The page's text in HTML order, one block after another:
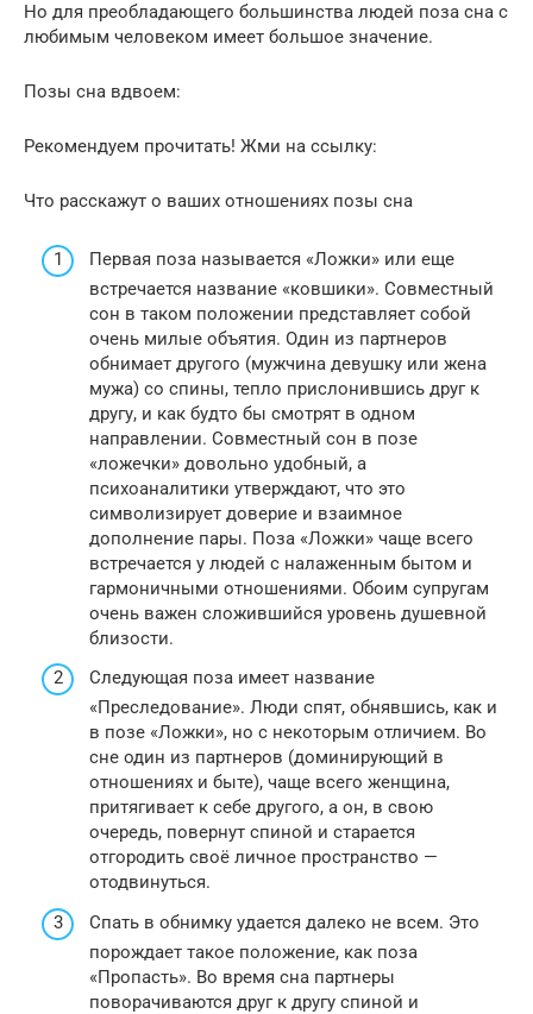
Но для преобладающего большинства людей поза сна с
любимым человеком имеет большое значение.
Позы сна вдвоем:
Рекомендуем прочитать! Жми на ссылку:
Что расскажут о ваших отношениях позы сна
Первая поза называется «Ложки» или еще
встречается название «ковшики». Совместный
сон в таком положении представляет собой
очень милые объятия. Один из партнеров
обнимает другого (мужчина девушку или жена
мужа) со спины, тепло прислонившись друг к
другу, и как будто бы смотрят в одном
направлении. Совместный сон в позе
«ложечки» довольно удобный, а
психоаналитики утверждают, что это
символизирует доверие и взаимное
дополнение пары. Поза «Ложки» чаще всего
встречается у людей с налаженным бытом и
гармоничными отношениями. Обоим супругам
очень важен сложившийся уровень душевной
близости.
Следующая поза имеет название
«Преследование». Люди спят, обнявшись, как и
в позе «Ложки», но с некоторым отличием. Во
сне один из партнеров (доминирующий в
отношениях и быте), чаще всего женщина,
притягивает к себе другого, а он, в свою
очередь, повернут спиной и старается
отгородить своё личное пространство —
отодвинуться.
Спать в обнимку удается далеко не всем. Это
порождает такое положение, как поза
«Пропасть». Во время сна партнеры
поворачиваются друг к другу спиной и